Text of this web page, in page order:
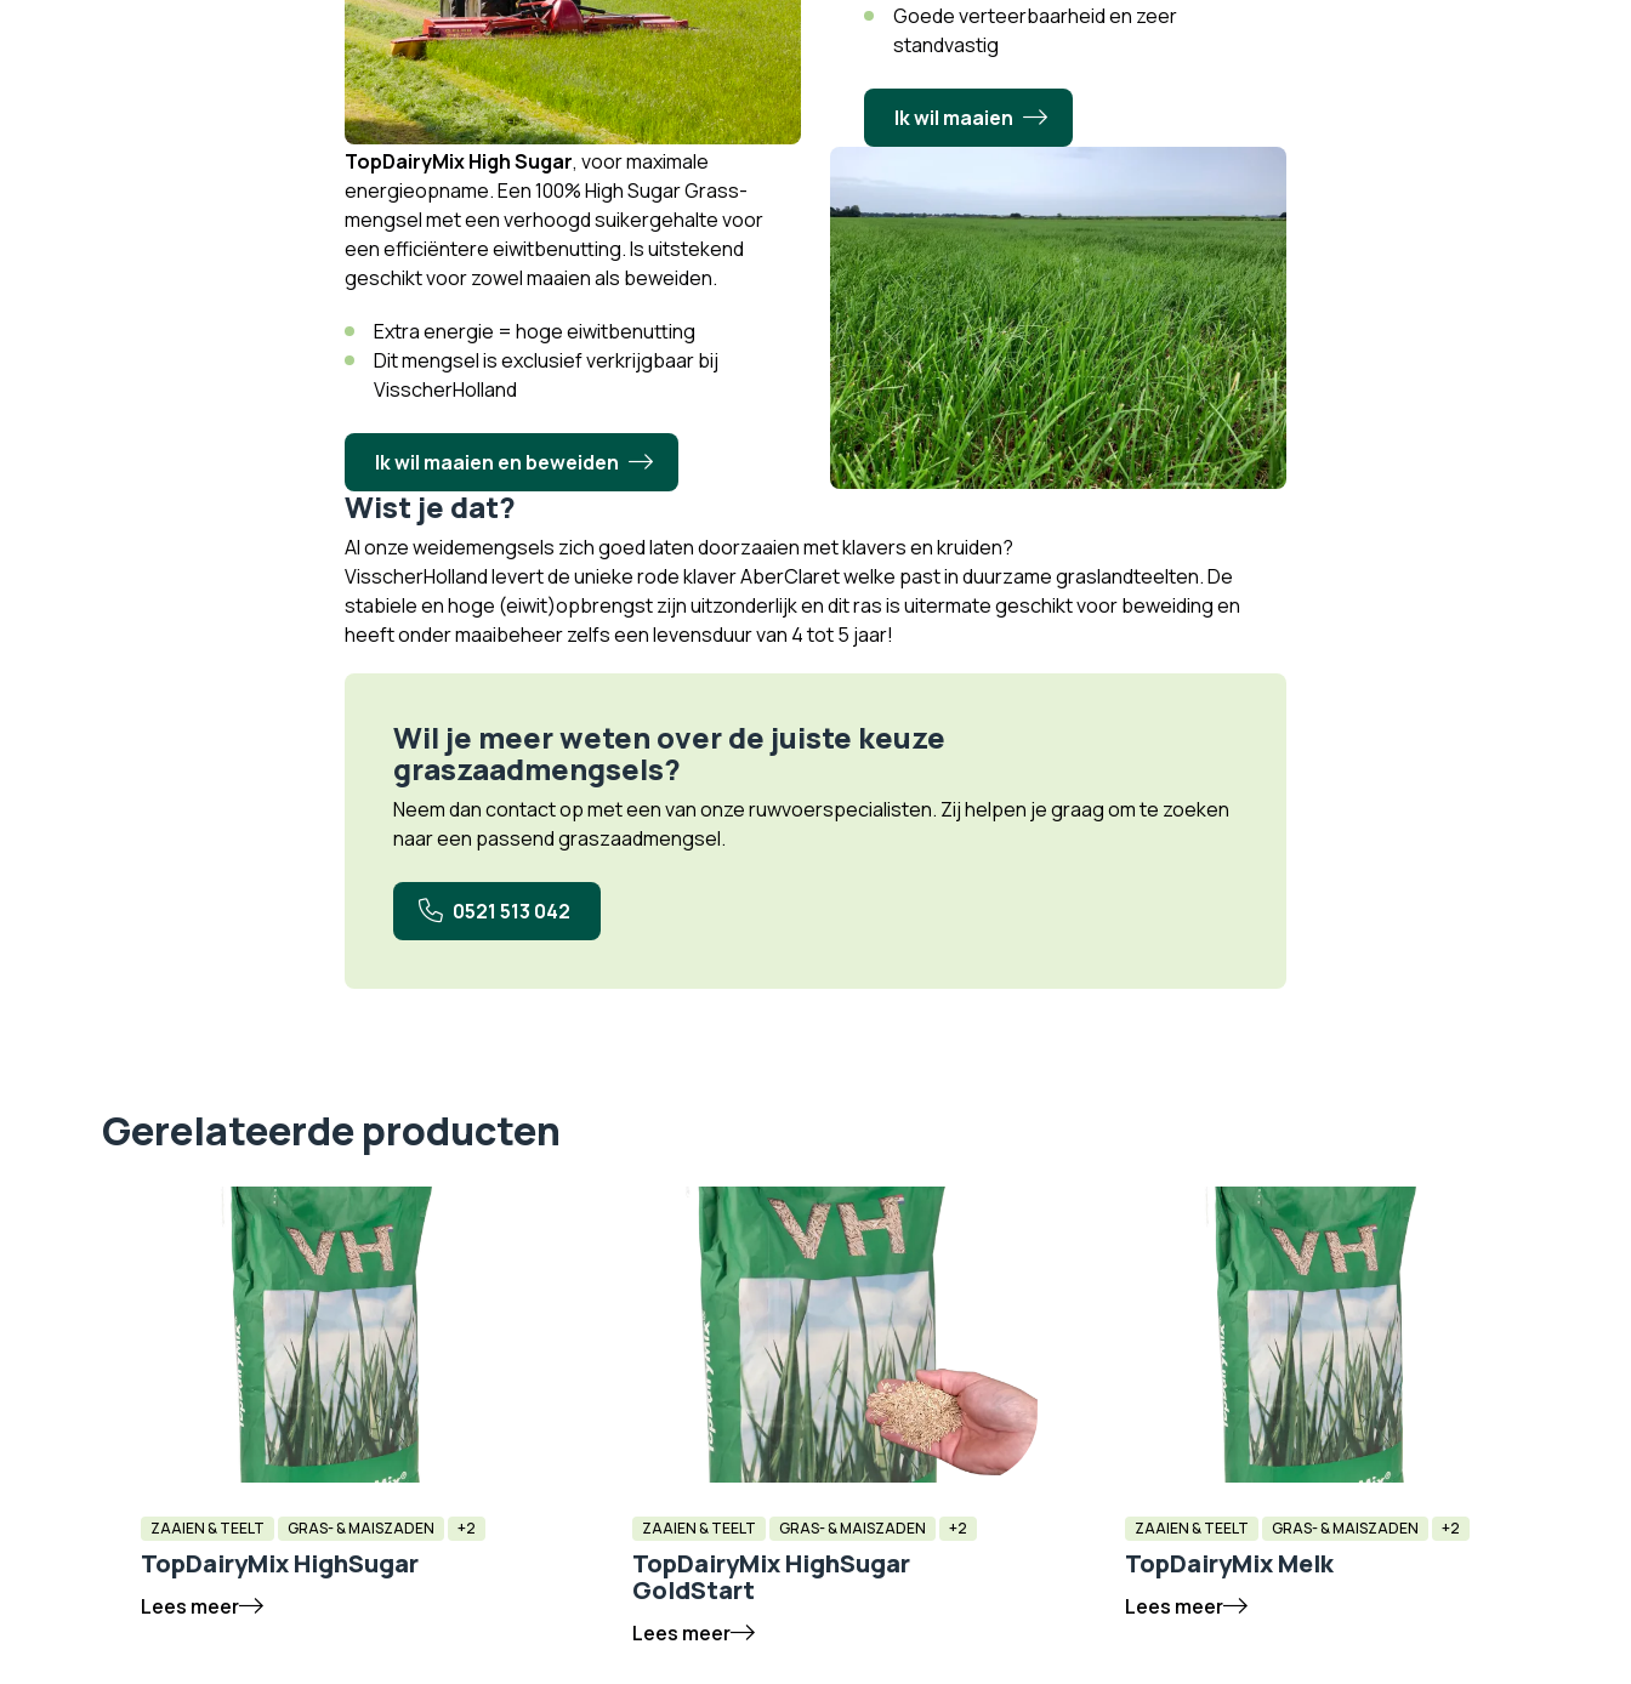
Goede verteerbaarheid en zeer
standvastig
Ik wil maaien
TopDairyMix High Sugar, voor maximale
energieopname. Een 100% High Sugar Grass-
mengsel met een verhoogd suikergehalte voor
een efficiëntere eiwitbenutting. Is uitstekend
geschikt voor zowel maaien als beweiden.
Extra energie = hoge eiwitbenutting
Dit mengsel is exclusief verkrijgbaar bij
VisscherHolland
Ik wil maaien en beweiden
Wist je dat?
Al onze weidemengsels zich goed laten doorzaaien met klavers en kruiden?
VisscherHolland levert de unieke rode klaver AberClaret welke past in duurzame graslandteelten. De
stabiele en hoge (eiwit)opbrengst zijn uitzonderlijk en dit ras is uitermate geschikt voor beweiding en
heeft onder maaibeheer zelfs een levensduur van 4 tot 5 jaar!
Wil je meer weten over de juiste keuze
graszaadmengsels?
Neem dan contact op met een van onze ruwvoerspecialisten. Zij helpen je graag om te zoeken
naar een passend graszaadmengsel.
0521 513 042
Gerelateerde producten
ZAAIEN & TEELT GRAS- & MAISZADEN +2
TopDairyMix HighSugar
Lees meer
ZAAIEN & TEELT GRAS- & MAISZADEN +2
TopDairyMix HighSugar
GoldStart
Lees meer
ZAAIEN & TEELT GRAS- & MAISZADEN +2
TopDairyMix Melk
Lees meer